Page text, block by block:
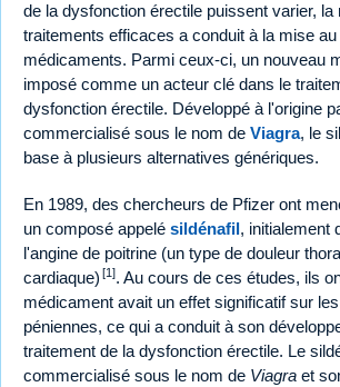
de la dysfonction érectile puissent varier, la
traitements efficaces a conduit à la mise
médicaments. Parmi ceux-ci, un nouveau
imposé comme un acteur clé dans le
dysfonction érectile. Développé à l'origine
commercialisé sous le nom de Viagra, le
base à plusieurs alternatives génériques.
En 1989, des chercheurs de Pfizer ont
un composé appelé sildénafil, initialement
l'angine de poitrine (un type de douleur
cardiaque) [1]. Au cours de ces études, ils
médicament avait un effet significatif sur
péniennes, ce qui a conduit à son
traitement de la dysfonction érectile. Le
commercialisé sous le nom de Viagra et